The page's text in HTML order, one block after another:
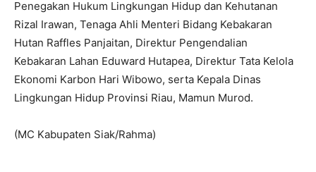
Penegakan Hukum Lingkungan Hidup dan Kehutanan
Rizal Irawan, Tenaga Ahli Menteri Bidang Kebakaran
Hutan Raffles Panjaitan, Direktur Pengendalian
Kebakaran Lahan Eduward Hutapea, Direktur Tata Kelola
Ekonomi Karbon Hari Wibowo, serta Kepala Dinas
Lingkungan Hidup Provinsi Riau, Mamun Murod.
(MC Kabupaten Siak/Rahma)